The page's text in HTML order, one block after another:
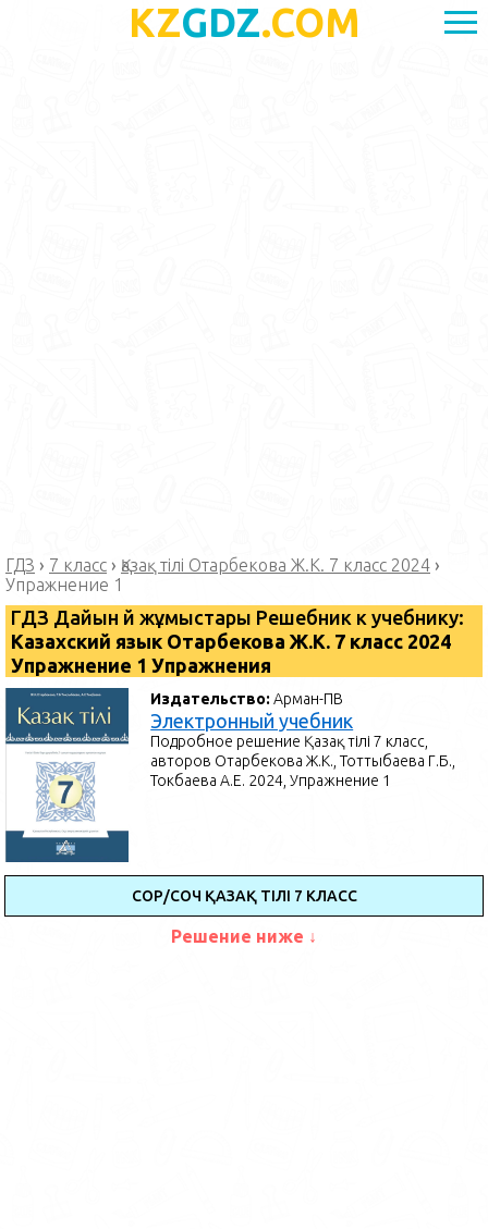
KZGDZ.COM
ГДЗ › 7 класс › Қазақ тілі Отарбекова Ж.К. 7 класс 2024 ›
Упражнение 1
ГДЗ Дайын үй жұмыстары Решебник к учебнику:
Казахский язык Отарбекова Ж.К. 7 класс 2024
Упражнение 1 Упражнения
Издательство:Арман-ПВ
Электронный учебник
Подробное решение Қазақ тілі 7 класс,
авторов Отарбекова Ж.К., Тоттыбаева Г.Б.,
Токбаева А.Е. 2024, Упражнение 1
СОР/СОЧ ҚАЗАҚ ТІЛІ 7 КЛАСС
Решение ниже ↓